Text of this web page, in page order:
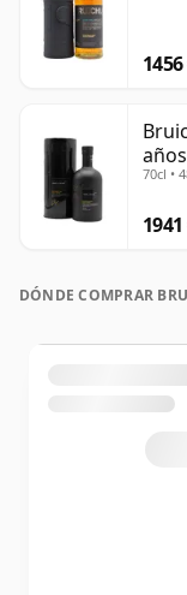
1456
años
70cl •
1941
DÓNDE COMPRAR